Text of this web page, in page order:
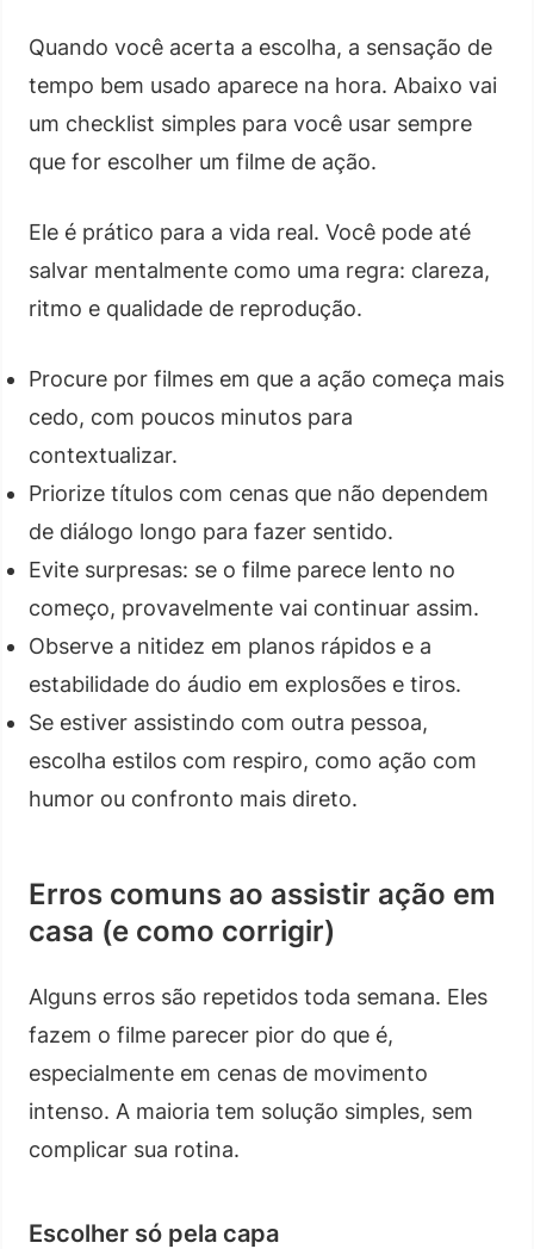
Quando você acerta a escolha, a sensação de
tempo bem usado aparece na hora. Abaixo vai
um checklist simples para você usar sempre
que for escolher um filme de ação.
Ele é prático para a vida real. Você pode até
salvar mentalmente como uma regra: clareza,
ritmo e qualidade de reprodução.
Procure por filmes em que a ação começa mais
cedo, com poucos minutos para
contextualizar.
Priorize títulos com cenas que não dependem
de diálogo longo para fazer sentido.
Evite surpresas: se o filme parece lento no
começo, provavelmente vai continuar assim.
Observe a nitidez em planos rápidos e a
estabilidade do áudio em explosões e tiros.
Se estiver assistindo com outra pessoa,
escolha estilos com respiro, como ação com
humor ou confronto mais direto.
Erros comuns ao assistir ação em
casa (e como corrigir)
Alguns erros são repetidos toda semana. Eles
fazem o filme parecer pior do que é,
especialmente em cenas de movimento
intenso. A maioria tem solução simples, sem
complicar sua rotina.
Escolher só pela capa